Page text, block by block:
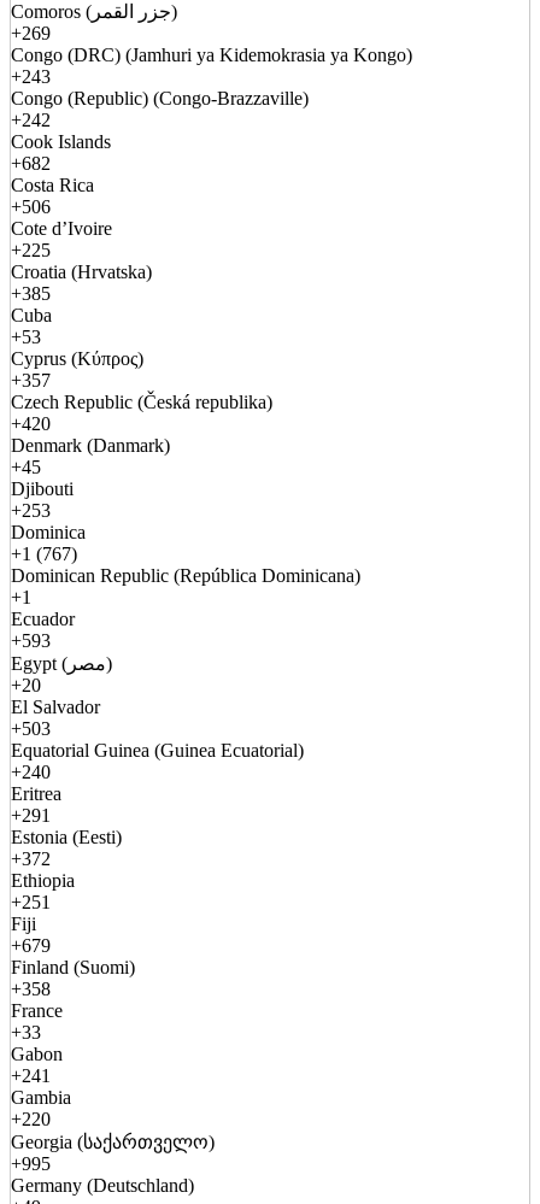
Comoros (جزر القمر)
+269
Congo (DRC) (Jamhuri ya Kidemokrasia ya Kongo)
+243
Congo (Republic) (Congo-Brazzaville)
+242
Cook Islands
+682
Costa Rica
+506
Cote d’Ivoire
+225
Croatia (Hrvatska)
+385
Cuba
+53
Cyprus (Κύπρος)
+357
Czech Republic (Česká republika)
+420
Denmark (Danmark)
+45
Djibouti
+253
Dominica
+1 (767)
Dominican Republic (República Dominicana)
+1
Ecuador
+593
Egypt (مصر)
+20
El Salvador
+503
Equatorial Guinea (Guinea Ecuatorial)
+240
Eritrea
+291
Estonia (Eesti)
+372
Ethiopia
+251
Fiji
+679
Finland (Suomi)
+358
France
+33
Gabon
+241
Gambia
+220
Georgia (საქართველო)
+995
Germany (Deutschland)